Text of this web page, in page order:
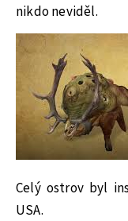
nikdo neviděl.
Celý ostrov byl
USA.